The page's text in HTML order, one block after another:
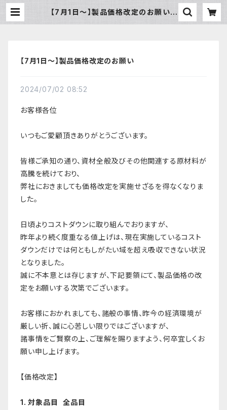
【7月1日～】製品価格改定のお願い |
【7月1日～】製品価格改定のお願い
2024/07/02 08:52
お客様各位
いつもご愛顧頂きありがとうございます。
皆様ご承知の通り、資材全般及びその他関連する原材料が
高騰を続けており、
弊社におきましても価格改定を実施せざるを得なくなりま
した。
日頃よりコストダウンに取り組んでおりますが、
昨年より続く度重なる値上げは、現在実施しているコスト
ダウンだけでは何ともしがたい域を超え吸収できない状況
となりました。
誠に不本意とは存じますが、下記要領にて、製品価格の改
定をお願いする次第でございます。
お客様におかれましても、諸般の事情、昨今の経済環境が
厳しい折、誠に心苦しい限りではございますが、
諸事情をご賢察の上、ご理解を賜りますよう、何卒宜しくお
願い申し上げます。
【価格改定】
1. 対象品目
全品目